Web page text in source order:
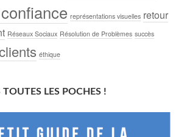
représentations visuelles retour
Réseaux Sociaux Résolution de Problèmes succès
éthique
LES POCHES !